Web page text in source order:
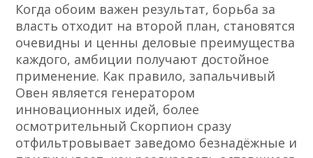
Когда обоим важен результат, борьба за
власть отходит на второй план, становятся
очевидны и ценны деловые преимущества
каждого, амбиции получают достойное
применение. Как правило, запальчивый
Овен является генератором
инновационных идей, более
осмотрительный Скорпион сразу
отфильтровывает заведомо безнадёжные и